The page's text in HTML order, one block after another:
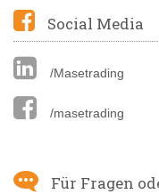
Social Media
/Masetrading
/masetrading
Für Fragen